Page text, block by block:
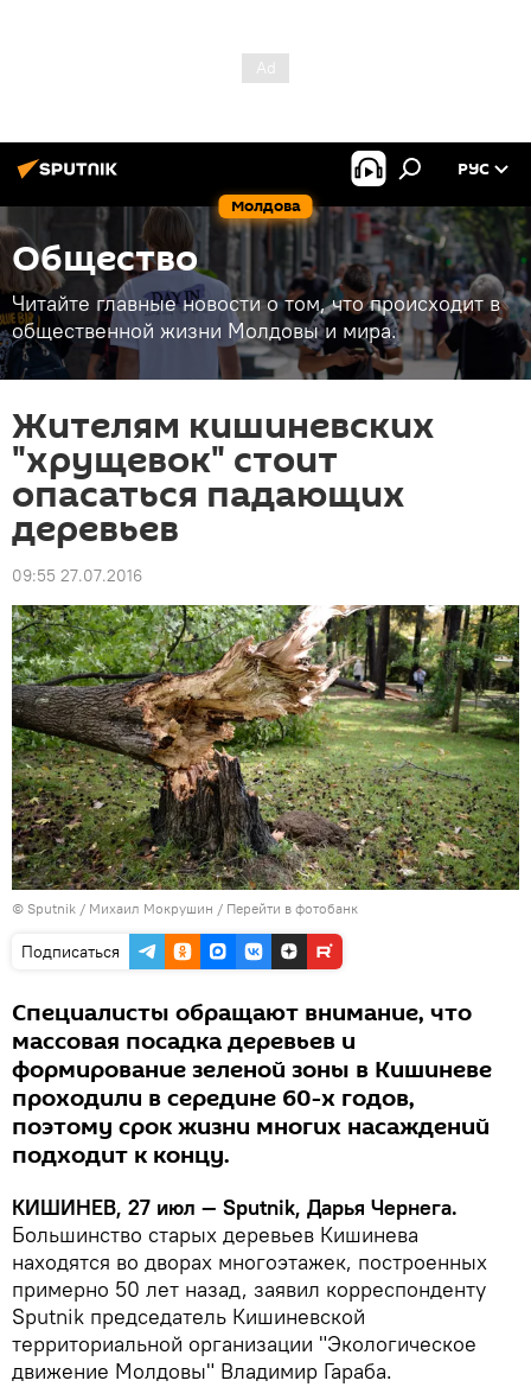
Молдова
РУС
Общество
Читайте главные новости о том, что происходит в
общественной жизни Молдовы и мира.
Жителям кишиневских
"хрущевок" стоит
опасаться падающих
деревьев
09:55 27.07.2016
© Sputnik / Михаил Мокрушин / Перейти в фотобанк
Подписаться
Специалисты обращают внимание, что
массовая посадка деревьев и
формирование зеленой зоны в Кишиневе
проходили в середине 60-х годов,
поэтому срок жизни многих насаждений
подходит к концу.
КИШИНЕВ, 27 июл — Sputnik, Дарья Чернега.
Большинство старых деревьев Кишинева
находятся во дворах многоэтажек, построенных
примерно 50 лет назад, заявил корреспонденту
Sputnik председатель Кишиневской
территориальной организации "Экологическое
движение Молдовы" Владимир Гараба.